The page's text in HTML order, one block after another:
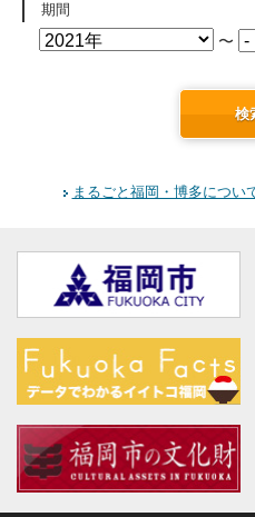
期間
〜
検
まるごと福岡・博多につい